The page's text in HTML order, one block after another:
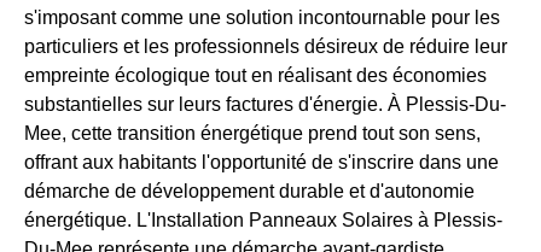
s'imposant comme une solution incontournable pour les
particuliers et les professionnels désireux de réduire leur
empreinte écologique tout en réalisant des économies
substantielles sur leurs factures d'énergie. À Plessis-Du-
Mee, cette transition énergétique prend tout son sens,
offrant aux habitants l'opportunité de s'inscrire dans une
démarche de développement durable et d'autonomie
énergétique. L'Installation Panneaux Solaires à Plessis-